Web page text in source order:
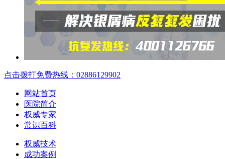
点击拨打免费热线：02886129902
网站首页
医院简介
权威专家
常识百科
权威技术
成功案例